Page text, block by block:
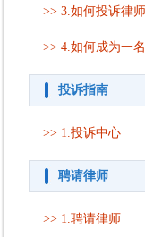
>> 3.如何投诉律
>> 4.如何成为一
投诉指南
>> 1.投诉中心
聘请律师
>> 1.聘请律师